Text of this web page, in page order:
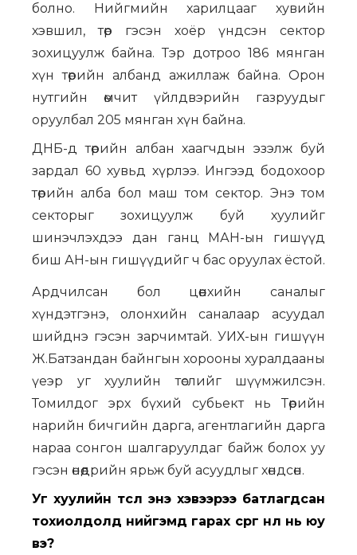
болно. Нийгмийн харилцааг хувийн
хэвшил, төр гэсэн хоёр үндсэн сектор
зохицуулж байна. Тэр дотроо 186 мянган
хүн төрийн албанд ажиллаж байна. Орон
нутгийн өмчит үйлдвэрийн газруудыг
оруулбал 205 мянган хүн байна.
ДНБ-д төрийн албан хаагчдын эзэлж буй
зардал 60 хувьд хүрлээ. Ингээд бодохоор
төрийн алба бол маш том сектор. Энэ том
секторыг зохицуулж буй хуулийг
шинэчлэхдээ дан ганц МАН-ын гишүүд
биш АН-ын гишүүдийг ч бас оруулах ёстой.
Ардчилсан бол цөөнхийн саналыг
хүндэтгэнэ, олонхийн саналаар асуудал
шийднэ гэсэн зарчимтай. УИХ-ын гишүүн
Ж.Батзандан байнгын хорооны хуралдааны
үеэр уг хуулийн төслийг шүүмжилсэн.
Томилдог эрх бүхий субьект нь Төрийн
нарийн бичгийн дарга, агентлагийн дарга
нараа сонгон шалгаруулдаг байж болох уу
гэсэн өнөөдрийн ярьж буй асуудлыг хөндсөн.
Уг хуулийн төсөл энэ хэвээрээ батлагдсан
тохиолдолд нийгэмд гарах сөрөг нөлөө нь юу
вэ?